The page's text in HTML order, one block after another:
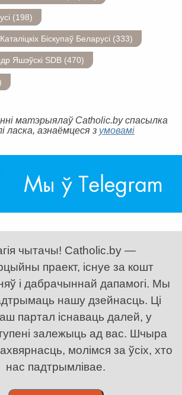
(198)
Біскупаў Беларусі (333)
Яшэўскі SDB (470)
матэрыялаў Catholic.by спасылка
ласка, азнаёмцеся з умовамі
чытачы! Catholic.by —
праект, існуе за кошт
і дабрачыннай дапамогі. Мы
нашу дзейнасць. Ці
партал існаваць далей, у
залежыць ад вас. Шчыра
молімся за ўсіх, хто
нас падтрымлівае.